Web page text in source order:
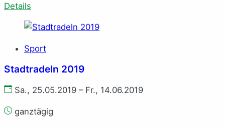
Details
Sport
Stadtradeln 2019
Sa., 25.05.2019 – Fr., 14.06.2019
ganztägig